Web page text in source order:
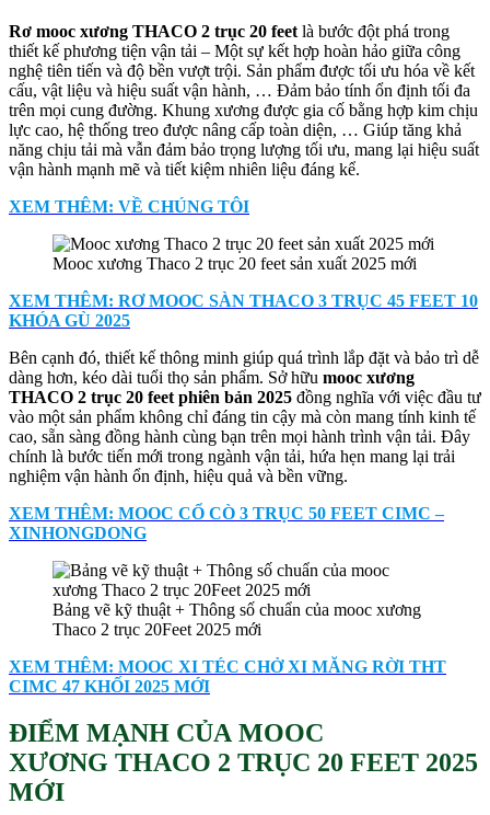
Rơ mooc xương THACO 2 trục 20 feet là bước đột phá trong
thiết kế phương tiện vận tải – Một sự kết hợp hoàn hảo giữa công
nghệ tiên tiến và độ bền vượt trội. Sản phẩm được tối ưu hóa về kết
cấu, vật liệu và hiệu suất vận hành, … Đảm bảo tính ổn định tối đa
trên mọi cung đường. Khung xương được gia cố bằng hợp kim chịu
lực cao, hệ thống treo được nâng cấp toàn diện, … Giúp tăng khả
năng chịu tải mà vẫn đảm bảo trọng lượng tối ưu, mang lại hiệu suất
vận hành mạnh mẽ và tiết kiệm nhiên liệu đáng kể.
XEM THÊM: VỀ CHÚNG TÔI
Mooc xương Thaco 2 trục 20 feet sản xuất 2025 mới
XEM THÊM: RƠ MOOC SÀN THACO 3 TRỤC 45 FEET 10
KHÓA GÙ 2025
Bên cạnh đó, thiết kế thông minh giúp quá trình lắp đặt và bảo trì dễ
dàng hơn, kéo dài tuổi thọ sản phẩm. Sở hữu mooc xương
THACO 2 trục 20 feet phiên bản 2025 đồng nghĩa với việc đầu tư
vào một sản phẩm không chỉ đáng tin cậy mà còn mang tính kinh tế
cao, sẵn sàng đồng hành cùng bạn trên mọi hành trình vận tải. Đây
chính là bước tiến mới trong ngành vận tải, hứa hẹn mang lại trải
nghiệm vận hành ổn định, hiệu quả và bền vững.
XEM THÊM: MOOC CỔ CÒ 3 TRỤC 50 FEET CIMC –
XINHONGDONG
Bảng vẽ kỹ thuật + Thông số chuẩn của mooc xương
Thaco 2 trục 20Feet 2025 mới
XEM THÊM: MOOC XI TÉC CHỞ XI MĂNG RỜI THT
CIMC 47 KHỐI 2025 MỚI
ĐIỂM MẠNH CỦA MOOC
XƯƠNG THACO 2 TRỤC 20 FEET 2025
MỚI